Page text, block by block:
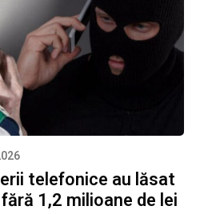
telefonice au lăsat
1,2 milioane de lei